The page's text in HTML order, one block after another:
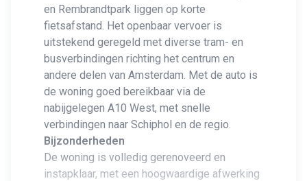
en Rembrandtpark liggen op korte
fietsafstand. Het openbaar vervoer is
uitstekend geregeld met diverse tram- en
busverbindingen richting het centrum en
andere delen van Amsterdam. Met de auto is
de woning goed bereikbaar via de
nabijgelegen A10 West, met snelle
verbindingen naar Schiphol en de regio.
Bijzonderheden
De woning is volledig gerenoveerd en
instapklaar, met een hoogwaardige afwerking